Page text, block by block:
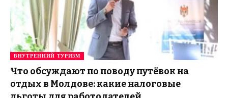
ВНУТРЕННИЙ ТУРИЗМ
Что обсуждают по поводу путёвок на
отдых в Молдове: какие налоговые